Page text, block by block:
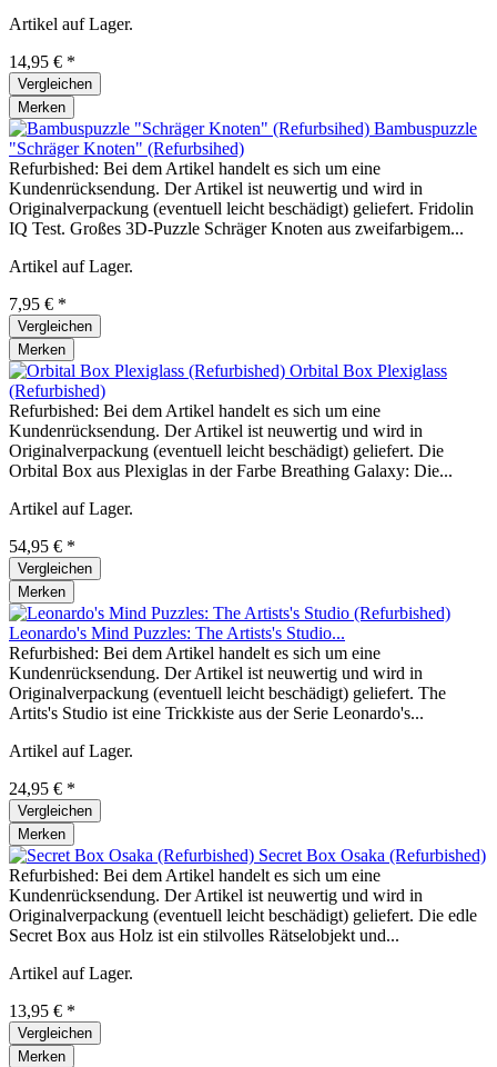
Artikel auf Lager.
14,95 € *
Vergleichen
Merken
Bambuspuzzle
"Schräger Knoten" (Refurbsihed)
Refurbished: Bei dem Artikel handelt es sich um eine
Kundenrücksendung. Der Artikel ist neuwertig und wird in
Originalverpackung (eventuell leicht beschädigt) geliefert. Fridolin
IQ Test. Großes 3D-Puzzle Schräger Knoten aus zweifarbigem...
Artikel auf Lager.
7,95 € *
Vergleichen
Merken
Orbital Box Plexiglass
(Refurbished)
Refurbished: Bei dem Artikel handelt es sich um eine
Kundenrücksendung. Der Artikel ist neuwertig und wird in
Originalverpackung (eventuell leicht beschädigt) geliefert. Die
Orbital Box aus Plexiglas in der Farbe Breathing Galaxy: Die...
Artikel auf Lager.
54,95 € *
Vergleichen
Merken
Leonardo's Mind Puzzles: The Artists's Studio...
Refurbished: Bei dem Artikel handelt es sich um eine
Kundenrücksendung. Der Artikel ist neuwertig und wird in
Originalverpackung (eventuell leicht beschädigt) geliefert. The
Artits's Studio ist eine Trickkiste aus der Serie Leonardo's...
Artikel auf Lager.
24,95 € *
Vergleichen
Merken
Secret Box Osaka (Refurbished)
Refurbished: Bei dem Artikel handelt es sich um eine
Kundenrücksendung. Der Artikel ist neuwertig und wird in
Originalverpackung (eventuell leicht beschädigt) geliefert. Die edle
Secret Box aus Holz ist ein stilvolles Rätselobjekt und...
Artikel auf Lager.
13,95 € *
Vergleichen
Merken